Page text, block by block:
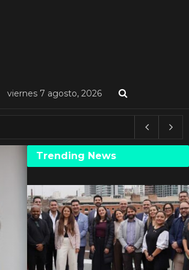
viernes 7 agosto, 2026
Trending News